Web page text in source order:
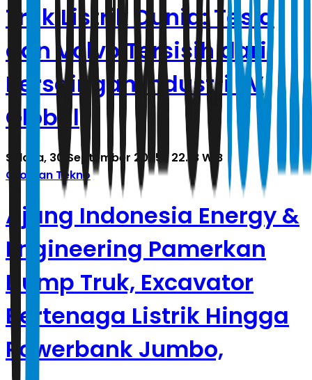
Truk Listrik Dunia: Tesla
dan Volvo Tersisih dari
Persaingan Industri EV
Global
Selasa, 30 September 2025 | 22.18 WIB
Oto Dan Tekno
Ajang Indonesia Energy &
Engineering Pamerkan
Dump Truk, Excavator
Bertenaga Listrik Hingga
Powerbank Jumbo,